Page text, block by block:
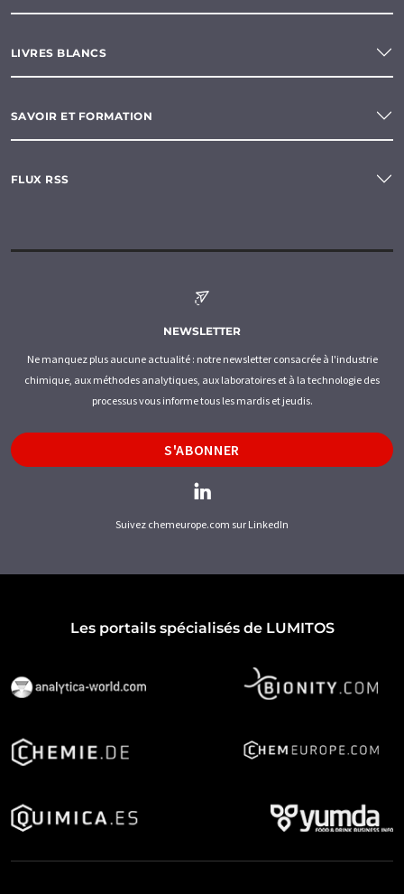
LIVRES BLANCS
SAVOIR ET FORMATION
FLUX RSS
NEWSLETTER
Ne manquez plus aucune actualité : notre newsletter consacrée à l'industrie
chimique, aux méthodes analytiques, aux laboratoires et à la technologie des
processus vous informe tous les mardis et jeudis.
S'ABONNER
Suivez chemeurope.com sur LinkedIn
Les portails spécialisés de LUMITOS